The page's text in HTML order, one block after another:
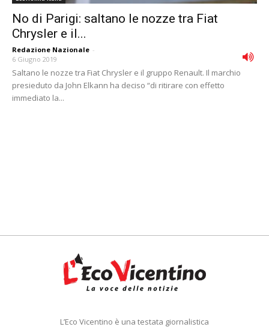
No di Parigi: saltano le nozze tra Fiat
Chrysler e il...
Redazione Nazionale -
6 Giugno 2019
Saltano le nozze tra Fiat Chrysler e il gruppo Renault. Il marchio
presieduto da John Elkann ha deciso “di ritirare con effetto
immediato la...
L’Eco Vicentino è una testata giornalistica